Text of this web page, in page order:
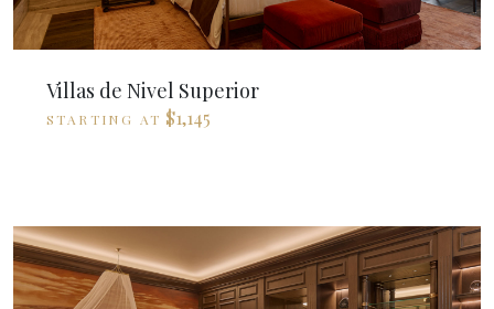
Villas de Nivel Superior
STARTING AT $1,145